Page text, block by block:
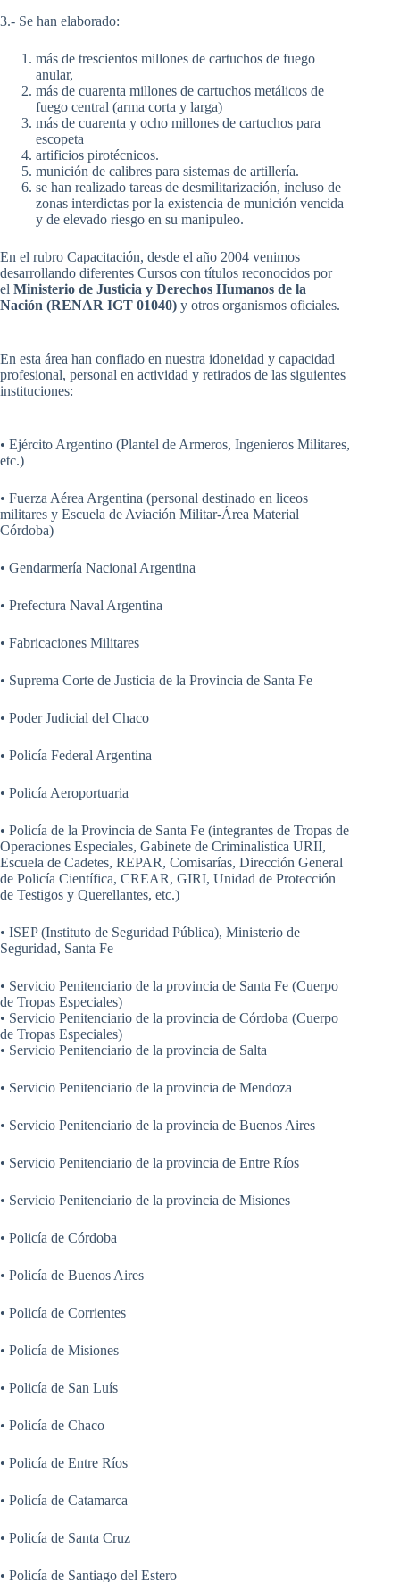
3.- Se han elaborado:
más de trescientos millones de cartuchos de fuego
anular,
más de cuarenta millones de cartuchos metálicos de
fuego central (arma corta y larga)
más de cuarenta y ocho millones de cartuchos para
escopeta
artificios pirotécnicos.
munición de calibres para sistemas de artillería.
se han realizado tareas de desmilitarización, incluso de
zonas interdictas por la existencia de munición vencida
y de elevado riesgo en su manipuleo.
En el rubro Capacitación, desde el año 2004 venimos
desarrollando diferentes Cursos con títulos reconocidos por
el Ministerio de Justicia y Derechos Humanos de la
Nación (RENAR IGT 01040) y otros organismos oficiales.
En esta área han confiado en nuestra idoneidad y capacidad
profesional, personal en actividad y retirados de las siguientes
instituciones:
• Ejército Argentino (Plantel de Armeros, Ingenieros Militares,
etc.)
• Fuerza Aérea Argentina (personal destinado en liceos
militares y Escuela de Aviación Militar-Área Material
Córdoba)
• Gendarmería Nacional Argentina
• Prefectura Naval Argentina
• Fabricaciones Militares
• Suprema Corte de Justicia de la Provincia de Santa Fe
• Poder Judicial del Chaco
• Policía Federal Argentina
• Policía Aeroportuaria
• Policía de la Provincia de Santa Fe (integrantes de Tropas de
Operaciones Especiales, Gabinete de Criminalística URII,
Escuela de Cadetes, REPAR, Comisarías, Dirección General
de Policía Científica, CREAR, GIRI, Unidad de Protección
de Testigos y Querellantes, etc.)
• ISEP (Instituto de Seguridad Pública), Ministerio de
Seguridad, Santa Fe
• Servicio Penitenciario de la provincia de Santa Fe (Cuerpo
de Tropas Especiales)
• Servicio Penitenciario de la provincia de Córdoba (Cuerpo
de Tropas Especiales)
• Servicio Penitenciario de la provincia de Salta
• Servicio Penitenciario de la provincia de Mendoza
• Servicio Penitenciario de la provincia de Buenos Aires
• Servicio Penitenciario de la provincia de Entre Ríos
• Servicio Penitenciario de la provincia de Misiones
• Policía de Córdoba
• Policía de Buenos Aires
• Policía de Corrientes
• Policía de Misiones
• Policía de San Luís
• Policía de Chaco
• Policía de Entre Ríos
• Policía de Catamarca
• Policía de Santa Cruz
• Policía de Santiago del Estero